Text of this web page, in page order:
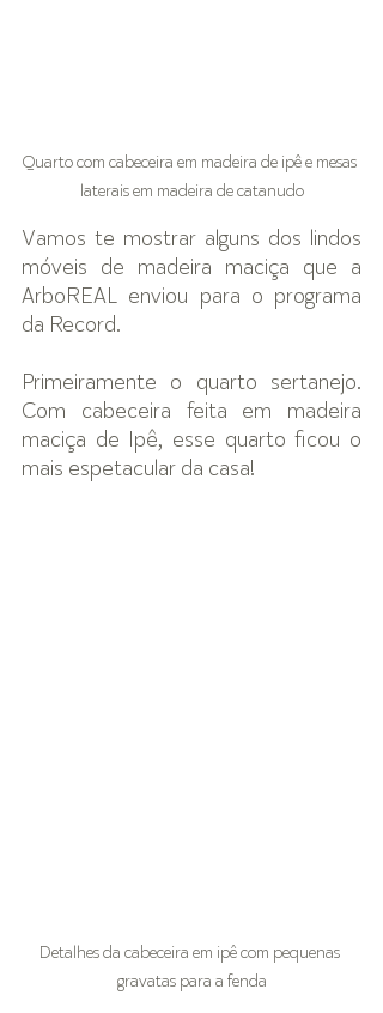
Quarto com cabeceira em madeira de ipê e mesas
laterais em madeira de catanudo
Vamos te mostrar alguns dos lindos
móveis de madeira maciça que a
ArboREAL enviou para o programa
da Record.
Primeiramente o quarto sertanejo.
Com cabeceira feita em madeira
maciça de Ipê, esse quarto ficou o
mais espetacular da casa!
Detalhes da cabeceira em ipê com pequenas
gravatas para a fenda